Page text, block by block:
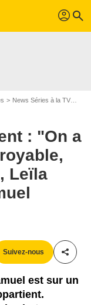
profil search
News Séries à la TV
: "On a
Leïla
Suivez-nous
est sur un